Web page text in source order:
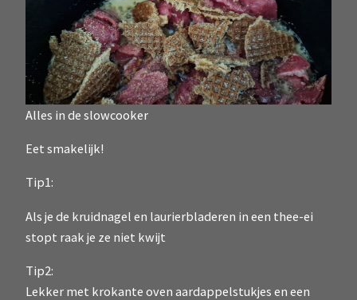
Alles in de slowcooker
Eet smakelijk!
Tip1:
Als je de kruidnagel en laurierbladeren in een thee-ei
stopt raak je ze niet kwijt
Tip2:
Lekker met krokante oven aardappelstukjes en een